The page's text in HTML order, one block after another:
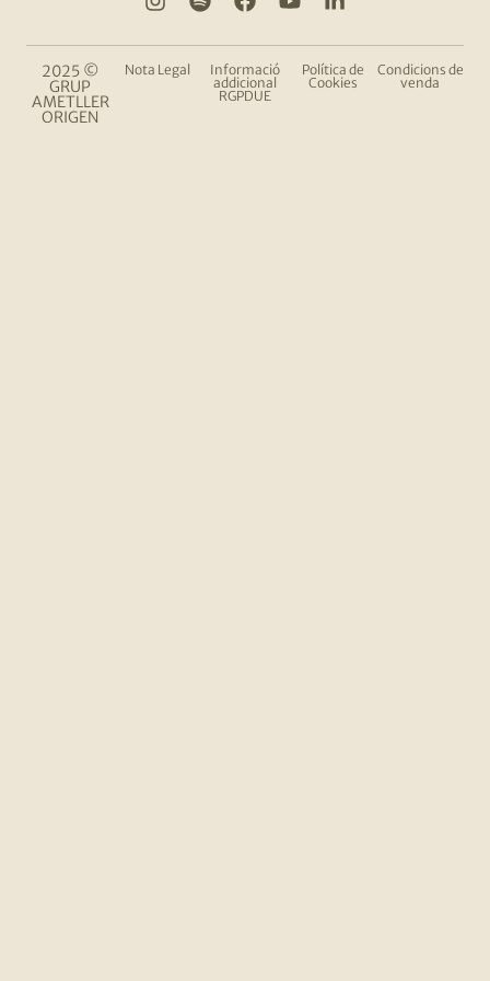
2025 ©
GRUP
AMETLLER
ORIGEN
Nota Legal
Informació
addicional
RGPDUE
Política de
Cookies
Condicions de
venda